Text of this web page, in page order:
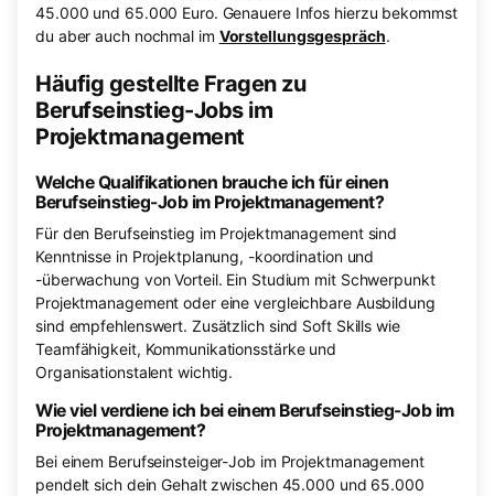
45.000 und 65.000 Euro. Genauere Infos hierzu bekommst
du aber auch nochmal im Vorstellungsgespräch.
Häufig gestellte Fragen zu
Berufseinstieg-Jobs im
Projektmanagement
Welche Qualifikationen brauche ich für einen
Berufseinstieg-Job im Projektmanagement?
Für den Berufseinstieg im Projektmanagement sind
Kenntnisse in Projektplanung, -koordination und
-überwachung von Vorteil. Ein Studium mit Schwerpunkt
Projektmanagement oder eine vergleichbare Ausbildung
sind empfehlenswert. Zusätzlich sind Soft Skills wie
Teamfähigkeit, Kommunikationsstärke und
Organisationstalent wichtig.
Wie viel verdiene ich bei einem Berufseinstieg-Job im
Projektmanagement?
Bei einem Berufseinsteiger-Job im Projektmanagement
pendelt sich dein Gehalt zwischen 45.000 und 65.000